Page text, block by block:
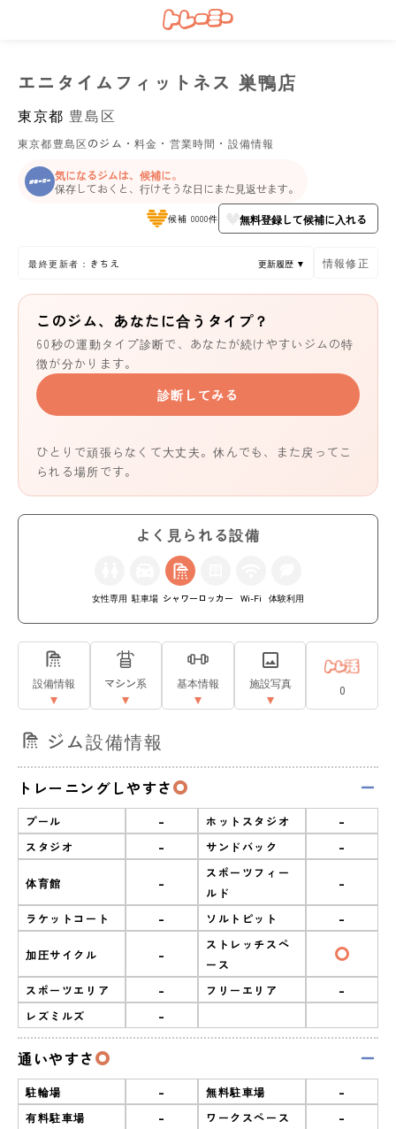
エニタイムフィットネス 巣鴨店
東京都 豊島区
東京都豊島区のジム・料金・営業時間・設備情報
気になるジムは、候補に。
保存しておくと、行けそうな日にまた見返せます。
候補 0000件 無料登録して候補に入れる
最終更新者：きちえ 更新履歴 ▼ 情報修正
このジム、あなたに合うタイプ？
60秒の運動タイプ診断で、あなたが続けやすいジムの特
徴が分かります。
診断してみる
ひとりで頑張らなくて大丈夫。休んでも、また戻ってこ
られる場所です。
よく見られる設備
女性専用 駐車場 シャワー ロッカー Wi-Fi 体験利用
設備情報 マシン系 基本情報 施設写真 0
ジム設備情報
トレーニングしやすさ
プール - ホットスタジオ -
スタジオ - サンドバック -
体育館 -
スポーツフィー
ルド
-
ラケットコート - ソルトピット -
加圧サイクル -
ストレッチスペ
ース
スポーツエリア
- フリーエリア -
レズミルズ -
通いやすさ
駐輪場 - 無料駐車場 -
有料駐車場 - ワークスペース -